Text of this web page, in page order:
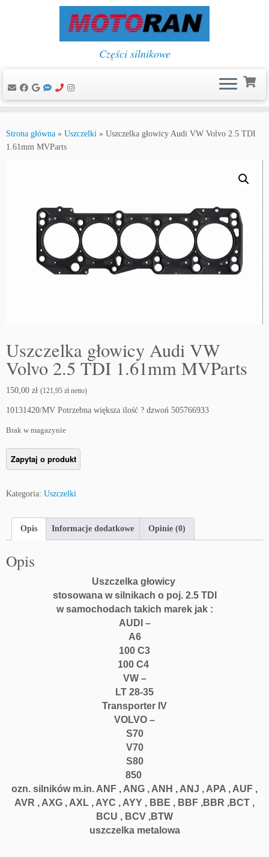
do
treści
Części silnikowe
Strona główna » Uszczelki » Uszczelka głowicy Audi VW Volvo 2.5 TDI
1.61mm MVParts
Uszczelka głowicy Audi VW
Volvo 2.5 TDI 1.61mm MVParts
150,00 zł (121,95 zł netto)
10131420/MV Potrzebna większa ilość ? dzwoń 505766933
Brak w magazynie
Kategoria: Uszczelki
Opis Informacje dodatkowe Opinie (0)
Opis
Uszczelka głowicy
stosowana w silnikach o poj. 2.5 TDI
w samochodach takich marek jak :
AUDI –
A6
100 C3
100 C4
VW –
LT 28-35
Transporter IV
VOLVO –
S70
V70
S80
850
ozn. silników m.in. ANF , ANG , ANH , ANJ , APA , AUF ,
AVR , AXG , AXL , AYC , AYY , BBE , BBF ,BBR ,BCT ,
BCU , BCV ,BTW
uszczelka metalowa